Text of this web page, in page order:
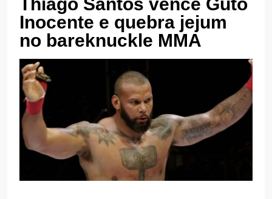
Thiago Santos vence Guto
Inocente e quebra jejum
no bareknuckle MMA